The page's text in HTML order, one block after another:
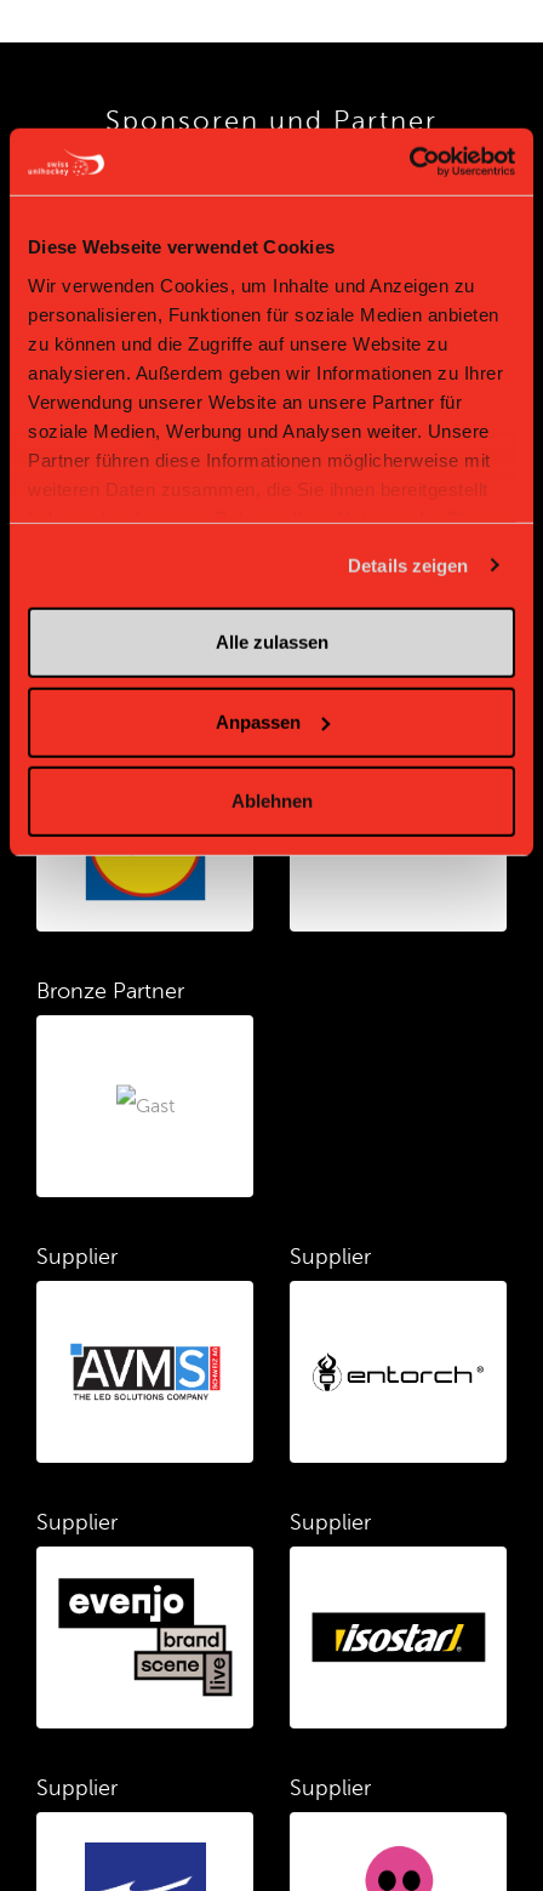
Diese Webseite verwendet Cookies
Wir verwenden Cookies, um Inhalte und Anzeigen zu
personalisieren, Funktionen für soziale Medien anbieten
zu können und die Zugriffe auf unsere Website zu
analysieren. Außerdem geben wir Informationen zu Ihrer
Verwendung unserer Website an unsere Partner für
soziale Medien, Werbung und Analysen weiter. Unsere
Partner führen diese Informationen möglicherweise mit
weiteren Daten zusammen, die Sie ihnen bereitgestellt
Details zeigen
Alle zulassen
Anpassen
Ablehnen
Sponsoren und Partner
Platin Partner
Gold Partner Gold Partner
Gold Partner
Bronze Partner
Supplier Supplier
Supplier Supplier
Supplier Supplier